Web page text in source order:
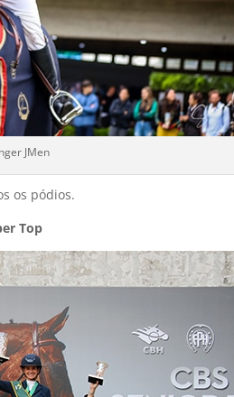
JMen
os pódios.
Top